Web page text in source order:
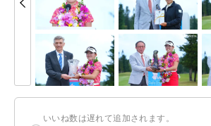
いいね数は遅れて追加されます。